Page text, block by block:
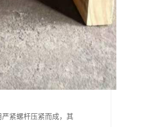
紧螺杆压紧而成，其